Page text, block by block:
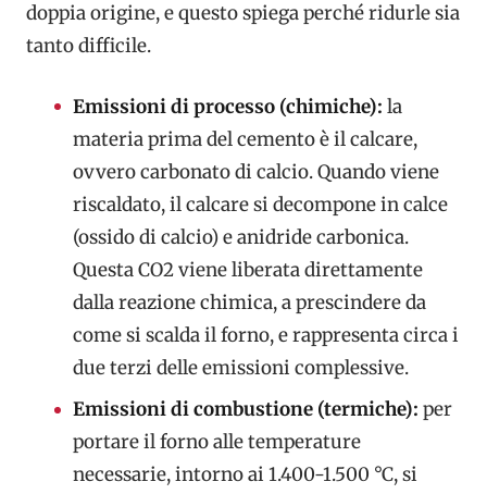
doppia origine, e questo spiega perché ridurle sia
tanto difficile.
Emissioni di processo (chimiche): la
materia prima del cemento è il calcare,
ovvero carbonato di calcio. Quando viene
riscaldato, il calcare si decompone in calce
(ossido di calcio) e anidride carbonica.
Questa CO2 viene liberata direttamente
dalla reazione chimica, a prescindere da
come si scalda il forno, e rappresenta circa i
due terzi delle emissioni complessive.
Emissioni di combustione (termiche): per
portare il forno alle temperature
necessarie, intorno ai 1.400-1.500 °C, si